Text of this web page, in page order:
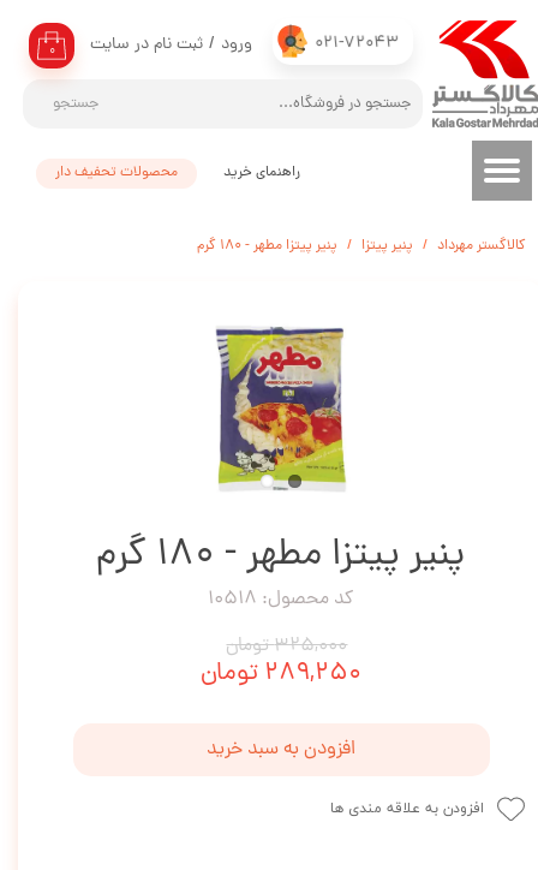
021-72043
جستجو
۰ ورود / ثبت نام در سایت
حساب کاربری من
تغییر گذر واژه
سفارشات
محصولات تحفیف دار راهنمای خرید
کالاگستر مهرداد پنیر پیتزا پنیر پیتزا مطهر - 180 گرم
پنیر پیتزا مطهر - 180 گرم
کد محصول: 10518
۳۲۵,۰۰۰ تومان
۲۸۹,۲۵۰ تومان
افزودن به سبد خرید
افزودن به علاقه مندی ها